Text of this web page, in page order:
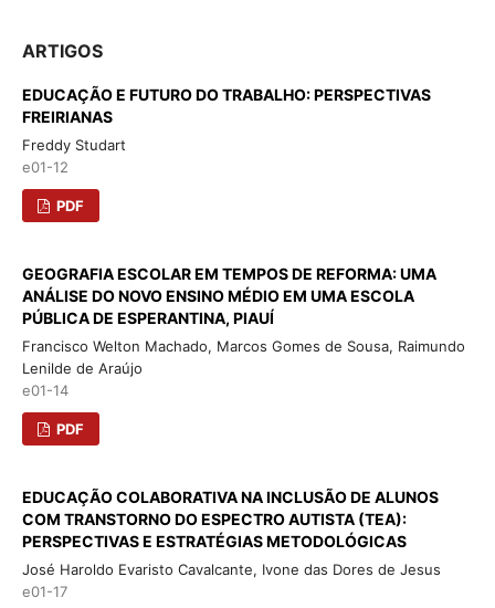
ARTIGOS
EDUCAÇÃO E FUTURO DO TRABALHO: PERSPECTIVAS
FREIRIANAS
Freddy Studart
e01-12
PDF
GEOGRAFIA ESCOLAR EM TEMPOS DE REFORMA: UMA
ANÁLISE DO NOVO ENSINO MÉDIO EM UMA ESCOLA
PÚBLICA DE ESPERANTINA, PIAUÍ
Francisco Welton Machado, Marcos Gomes de Sousa, Raimundo
Lenilde de Araújo
e01-14
PDF
EDUCAÇÃO COLABORATIVA NA INCLUSÃO DE ALUNOS
COM TRANSTORNO DO ESPECTRO AUTISTA (TEA):
PERSPECTIVAS E ESTRATÉGIAS METODOLÓGICAS
José Haroldo Evaristo Cavalcante, Ivone das Dores de Jesus
e01-17